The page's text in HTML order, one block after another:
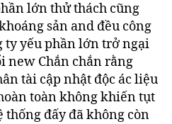
lớn thử thách cũng
sản and đều công
ty yếu phần lớn trở ngại
new Chắn chắn rằng
tài cập nhật độc ác liệu
toàn không khiến tụt
thống đấy đã không còn